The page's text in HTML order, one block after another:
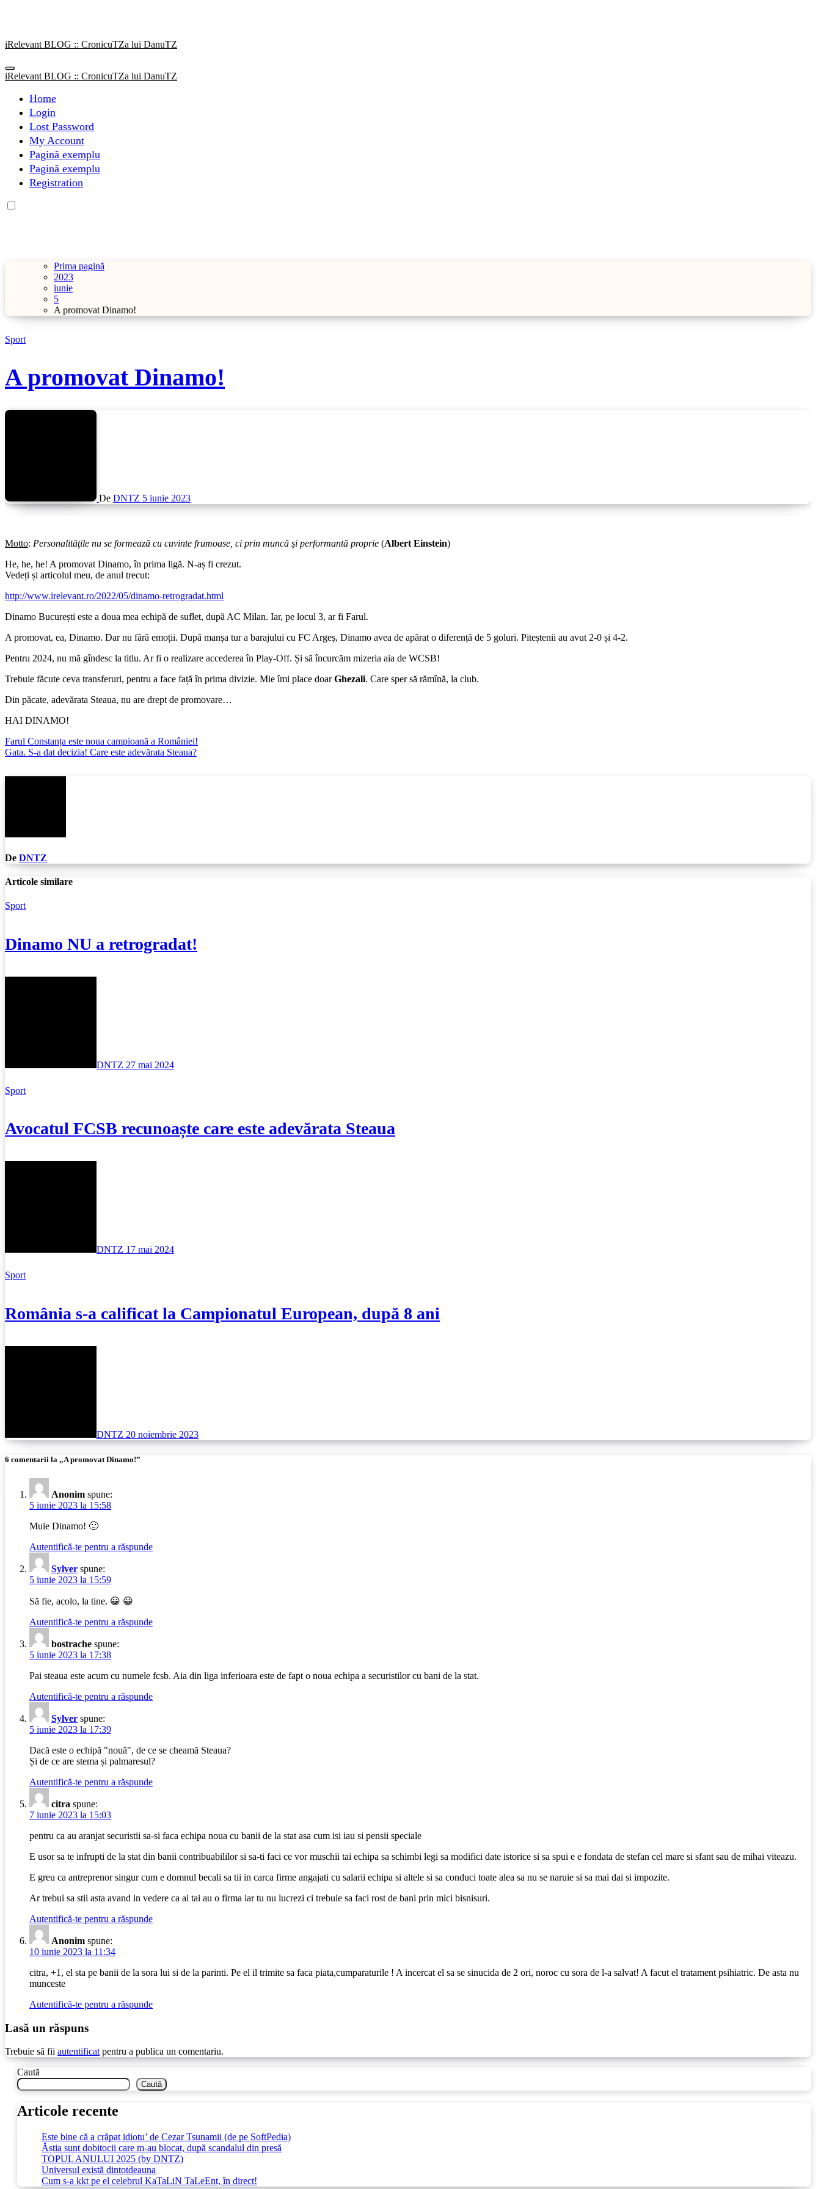
iRelevant BLOG :: CronicuTZa lui DanuTZ
iRelevant BLOG :: CronicuTZa lui DanuTZ
Home
Login
Lost Password
My Account
Pagină exemplu
Pagină exemplu
Registration
Prima pagină
2023
iunie
5
A promovat Dinamo!
Sport
A promovat Dinamo!
De DNTZ 5 iunie 2023
Motto: Personalităţile nu se formează cu cuvinte frumoase, ci prin muncă şi performantă proprie (Albert Einstein)
He, he, he! A promovat Dinamo, în prima ligă. N-aș fi crezut.
Vedeți și articolul meu, de anul trecut:
http://www.irelevant.ro/2022/05/dinamo-retrogradat.html
Dinamo București este a doua mea echipă de suflet, după AC Milan. Iar, pe locul 3, ar fi Farul.
A promovat, ea, Dinamo. Dar nu fără emoții. După manșa tur a barajului cu FC Argeș, Dinamo avea de apărat o diferență de 5 goluri. Piteștenii au avut 2-0 și 4-2.
Pentru 2024, nu mă gîndesc la titlu. Ar fi o realizare accederea în Play-Off. Și să încurcăm mizeria aia de WCSB!
Trebuie făcute ceva transferuri, pentru a face față în prima divizie. Mie îmi place doarGhezali. Care sper să rămînă, la club.
Din păcate, adevărata Steaua, nu are drept de promovare…
HAI DINAMO!
Navigare
în
articole
Farul Constanța este noua campioană a României!
Gata. S-a dat decizia! Care este adevărata Steaua?
De DNTZ
Articole similare
Sport
Dinamo NU a retrogradat!
DNTZ 27 mai 2024
Sport
Avocatul FCSB recunoaște care este adevărata Steaua
DNTZ 17 mai 2024
Sport
România s-a calificat la Campionatul European, după 8 ani
DNTZ 20 noiembrie 2023
6 comentarii la „A promovat Dinamo!”
Anonim spune:
5 iunie 2023 la 15:58
Muie Dinamo! 🙂
Autentifică-te pentru a răspunde
Sylver spune:
5 iunie 2023 la 15:59
Să fie, acolo, la tine. 😀 😀
Autentifică-te pentru a răspunde
bostrache spune:
5 iunie 2023 la 17:38
Pai steaua este acum cu numele fcsb. Aia din liga inferioara este de fapt o noua echipa a securistilor cu bani de la stat.
Autentifică-te pentru a răspunde
Sylver spune:
5 iunie 2023 la 17:39
Dacă este o echipă "nouă", de ce se cheamă Steaua?
Și de ce are stema și palmaresul?
Autentifică-te pentru a răspunde
citra spune:
7 iunie 2023 la 15:03
pentru ca au aranjat securistii sa-si faca echipa noua cu banii de la stat asa cum isi iau si pensii speciale
E usor sa te infrupti de la stat din banii contribuabililor si sa-ti faci ce vor muschii tai echipa sa schimbi legi sa modifici date istorice si sa spui e e fondata de stefan cel mare si sfant sau de mihai viteazu.
E greu ca antreprenor singur cum e domnul becali sa tii in carca firme angajati cu salarii echipa si altele si sa conduci toate alea sa nu se naruie si sa mai dai si impozite.
Ar trebui sa stii asta avand in vedere ca ai tai au o firma iar tu nu lucrezi ci trebuie sa faci rost de bani prin mici bisnisuri.
Autentifică-te pentru a răspunde
Anonim spune:
10 iunie 2023 la 11:34
citra, +1, el sta pe banii de la sora lui si de la parinti. Pe el il trimite sa faca piata,cumparaturile ! A incercat el sa se sinucida de 2 ori, noroc cu sora de l-a salvat! A facut el tratament psihiatric. De asta nu
munceste
Autentifică-te pentru a răspunde
Lasă un răspuns
Trebuie să fii autentificatpentru a publica un comentariu.
Caută
Caută
Articole recente
Este bine că a crăpat idiotu’ de Cezar Tsunamii (de pe SoftPedia)
Ăștia sunt dobitocii care m-au blocat, după scandalul din presă
TOPUL ANULUI 2025 (by DNTZ)
Universul există dintotdeauna
Cum s-a kkt pe el celebrul KaTaLiN TaLeEnt, în direct!